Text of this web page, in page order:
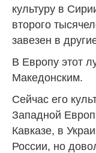
культуру в
второго
завезен в
В Европу этот
Македонским.
Сейчас его
Западной
Кавказе, в
России, но